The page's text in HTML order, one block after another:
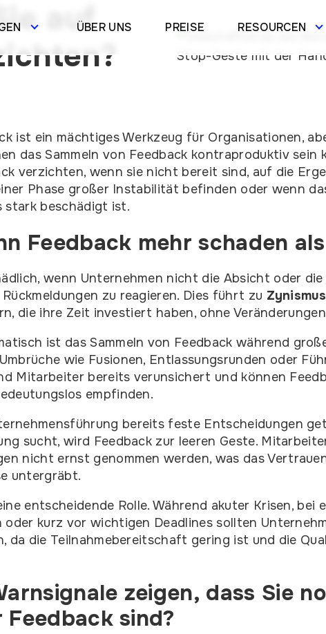
ÜBER UNS PREISE RESOURCEN
auf
ist ein mächtiges Werkzeug für Organisationen,
das Sammeln von Feedback kontraproduktiv sein
verzichten, wenn sie nicht bereit sind, auf die
Phase großer Instabilität befinden oder wenn
stark beschädigt ist.
Feedback mehr schaden
wenn Unternehmen nicht die Absicht oder
zu reagieren. Dies führt zu
die ihre Zeit investiert haben, ohne
ist das Sammeln von Feedback während
wie Fusionen, Entlassungsrunden oder
Mitarbeiter bereits verunsichert und können
empfinden.
bereits feste Entscheidungen
sucht, wird Feedback zur leeren Geste.
nicht ernst genommen werden, was das
untergräbt.
entscheidende Rolle. Während akuter Krisen, bei
oder kurz vor wichtigen Deadlines sollten
da die Teilnahmebereitschaft gering ist und die
zeigen, dass Sie
sind?